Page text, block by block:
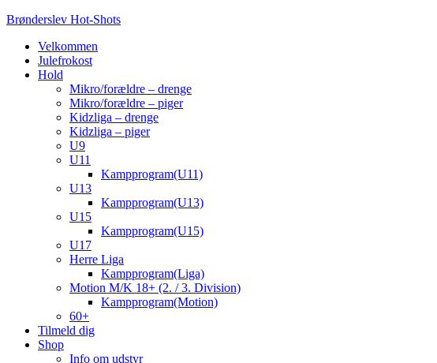
Skip
content
Brønderslev Hot-Shots
Menu
Velkommen
Julefrokost
Hold
Mikro/forældre – drenge
Mikro/forældre – piger
Kidzliga – drenge
Kidzliga – piger
U9
U11
Kampprogram(U11)
U13
Kampprogram(U13)
U15
Kampprogram(U15)
U17
Herre Liga
Kampprogram(Liga)
Motion M/K 18+ (2. / 3. Division)
Kampprogram(Motion)
60+
Tilmeld dig
Shop
Info om udstyr